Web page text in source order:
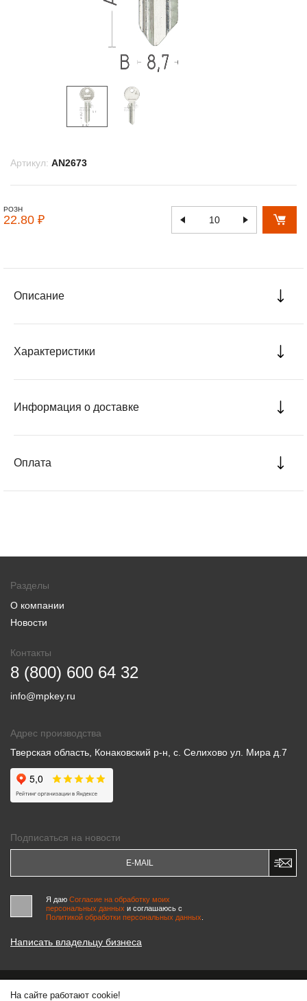
Артикул: AN2673
РОЗН
22.80 ₽
Описание
Характеристики
Информация о доставке
Оплата
Разделы
О компании
Новости
Контакты
8 (800) 600 64 32
info@mpkey.ru
Адрес производства
Тверская область, Конаковский р-н, с. Селихово ул. Мира д.7
Подписаться на новости
Я даю Согласие на обработку моих
персональных данных и соглашаюсь c
Политикой обработки персональных данных
Написать владельцу бизнеса
© 2000-2026 «МАСТЕРСКИЕ ПИНЧУКА»
На сайте работают cookie!